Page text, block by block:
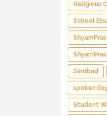
Religious
School
Sindbad
spoken
Student